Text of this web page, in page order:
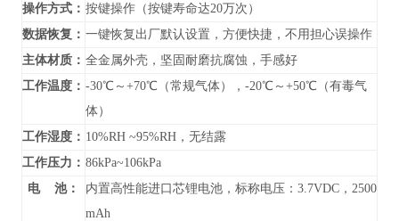
操作方式： 按键操作（按键寿命达20万次）
数据恢复： 一键恢复出厂默认设置，方便快捷，不用担心误操作
主体材质： 全金属外壳，坚固耐磨抗腐蚀，手感好
工作温度： -30℃～+70℃（常规气体），-20℃～+50℃（有毒气
体）
工作湿度： 10%RH ~95%RH，无结露
工作压力： 86kPa~106kPa
电 池：
内置高性能进口芯锂电池，标称电压：3.7VDC，2500
mAh